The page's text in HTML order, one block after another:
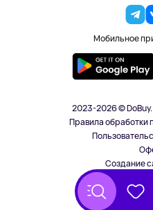
Мобильное
2023-2026 ©
Правила обработки
Создание